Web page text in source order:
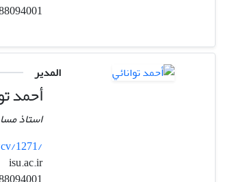
المدير
أحمد
استاذ
1271/
ah.tavanai
isu.ac.ir